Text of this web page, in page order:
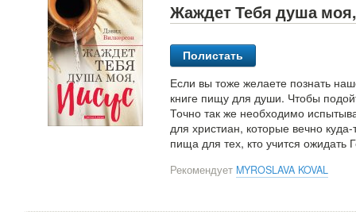
Жаждет Тебя душа
Полистать
Если вы тоже желаете познать
книге пищу для души. Чтобы
Точно так же необходимо
для христиан, которые вечно
пища для тех, кто учится
Рекомендует MYROSLAVA KOVAL